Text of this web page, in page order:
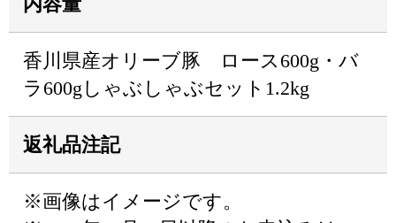
香川県産オリーブ豚 ロース600g・バ
ラ600gしゃぶしゃぶセット1.2kg
返礼品注記
※画像はイメージです。